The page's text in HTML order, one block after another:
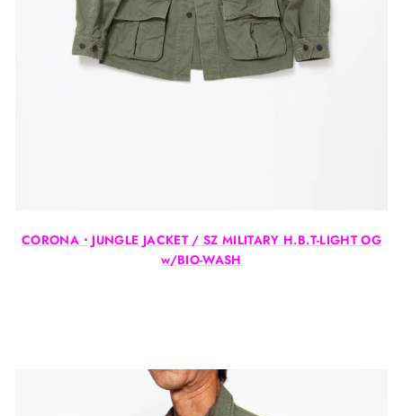
CORONA・JUNGLE JACKET / SZ MILITARY H.B.T-LIGHT OG
w/BIO-WASH